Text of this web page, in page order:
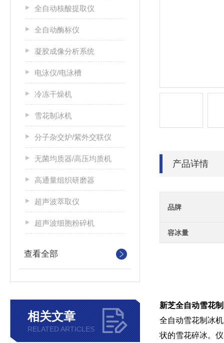
全自动核酸提取仪
全自动酶标仪
凝胶成像分析系统
电泳仪/电泳槽
冷冻干燥机
雪花制冰机
分子杂交炉/紫外交联仪
无菌均质器/高压均质机
高通量组织研磨器
超声波萃取仪
超声波细胞粉碎机
查看全部
相关文章
RELATED ARTICLES
产品详情
品牌
容冰量
新芝全自动雪花
全自动雪花制冰
状的雪花碎冰。